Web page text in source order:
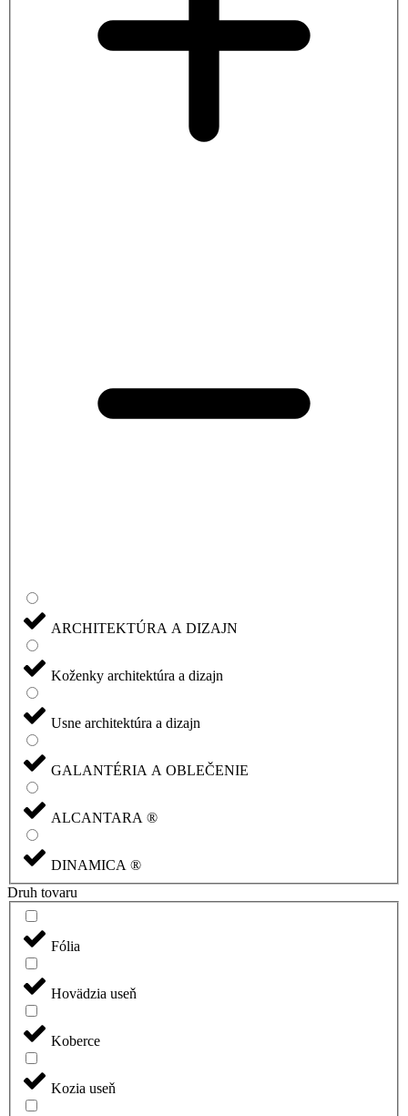
ARCHITEKTÚRA A DIZAJN
Koženky architektúra a dizajn
Usne architektúra a dizajn
GALANTÉRIA A OBLEČENIE
ALCANTARA ®
DINAMICA ®
Druh tovaru
Fólia
Hovädzia useň
Koberce
Kozia useň